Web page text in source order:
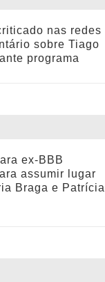
nas redes
sobre Tiago
programa
ex-BBB
assumir lugar
Braga e Patrícia